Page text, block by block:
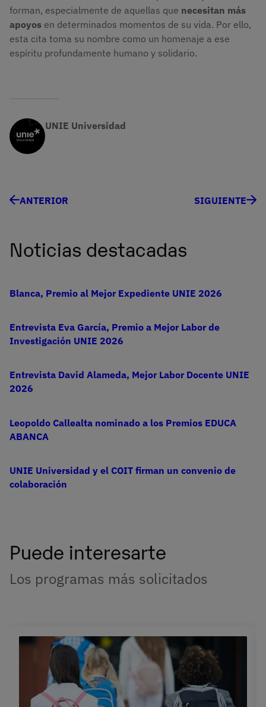
forman, especialmente de aquellas que necesitan más
apoyos en determinados momentos de su vida. Por ello,
esta cita toma su nombre como un homenaje a ese
espíritu profundamente humano y solidario.
UNIE Universidad
ANTERIOR SIGUIENTE
Noticias destacadas
Blanca, Premio al Mejor Expediente UNIE 2026
Entrevista Eva García, Premio a Mejor Labor de
Investigación UNIE 2026
Entrevista David Alameda, Mejor Labor Docente UNIE
2026
Leopoldo Callealta nominado a los Premios EDUCA
ABANCA
UNIE Universidad y el COIT firman un convenio de
colaboración
Puede interesarte
Los programas más solicitados